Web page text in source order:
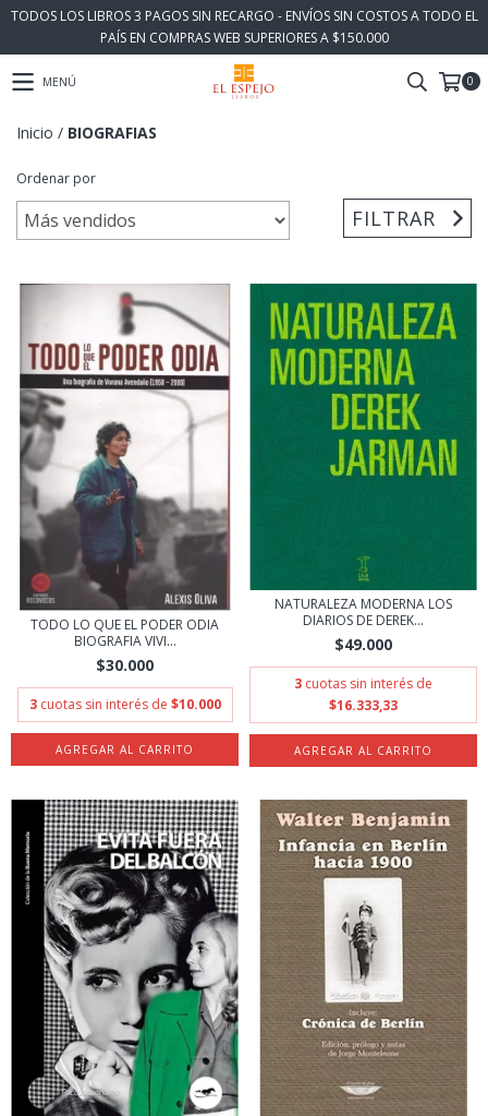
TODOS LOS LIBROS 3 PAGOS SIN RECARGO - ENVÍOS SIN COSTOS A TODO EL
PAÍS EN COMPRAS WEB SUPERIORES A $150.000
MENÚ 0
Inicio / BIOGRAFIAS
Ordenar por
FILTRAR
TODO LO QUE EL PODER ODIA
BIOGRAFIA VIVI...
$30.000
3 cuotas sin interés de $10.000
NATURALEZA MODERNA LOS
DIARIOS DE DEREK...
$49.000
3 cuotas sin interés de
$16.333,33